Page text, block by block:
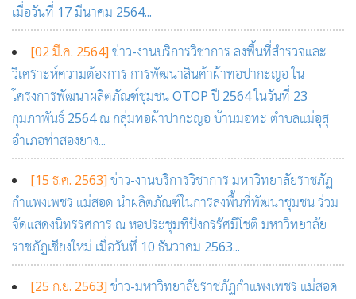
เมื่อวันที่ 17 มีนาคม 2564...
[02 มี.ค. 2564] ข่าว-งานบริการวิชาการ ลงพื้นที่สำรวจและ
วิเคราะห์ความต้องการ การพัฒนาสินค้าผ้าทอปากะญอ ใน
โครงการพัฒนาผลิตภัณฑ์ชุมชน OTOP ปี 2564 ในวันที่ 23
กุมภาพันธ์ 2564 ณ กลุ่มทอผ้าปากะญอ บ้านมอทะ ตำบลแม่อุสุ
อำเภอท่าสองยาง...
[15 ธ.ค. 2563] ข่าว-งานบริการวิชาการ มหาวิทยาลัยราชภัฏ
กำแพงเพชร แม่สอด นำผลิตภัณฑ์ในการลงพื้นที่พัฒนาชุมชน ร่วม
จัดแสดงนิทรรศการ ณ หอประชุมทีปังกรรัศมีโชติ มหาวิทยาลัย
ราชภัฏเชียงใหม่ เมื่อวันที่ 10 ธันวาคม 2563...
[25 ก.ย. 2563] ข่าว-มหาวิทยาลัยราชภัฏกำแพงเพชร แม่สอด